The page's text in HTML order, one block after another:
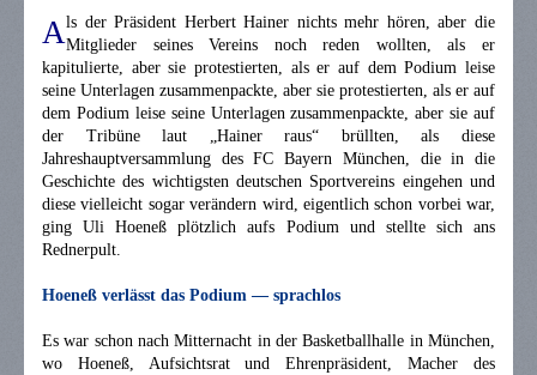
Als der Präsident Herbert Hainer nichts mehr hören, aber die
Mitglieder seines Vereins noch reden wollten, als er
kapitulierte, aber sie protestierten, als er auf dem Podium leise
seine Unterlagen zusammenpackte, aber sie protestierten, als er auf
dem Podium leise seine Unterlagen zusammenpackte, aber sie auf
der Tribüne laut „Hainer raus“ brüllten, als diese
Jahreshauptversammlung des FC Bayern München, die in die
Geschichte des wichtigsten deutschen Sportvereins eingehen und
diese vielleicht sogar verändern wird, eigentlich schon vorbei war,
ging Uli Hoeneß plötzlich aufs Podium und stellte sich ans
Rednerpult.
Hoeneß verlässt das Podium — sprachlos
Es war schon nach Mitternacht in der Basketballhalle in München,
wo Hoeneß, Aufsichtsrat und Ehrenpräsident, Macher des